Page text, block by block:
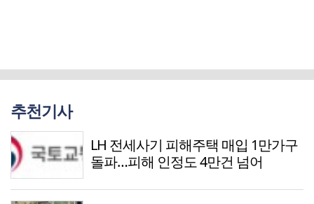
추천기사
LH 전세사기 피해주택 매입 1만가구
돌파…피해 인정도 4만건 넘어